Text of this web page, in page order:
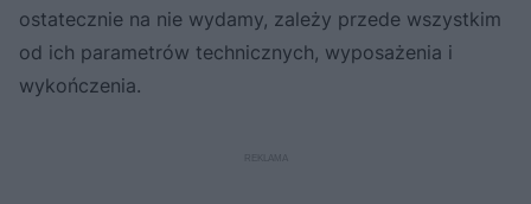
ostatecznie na nie wydamy, zależy przede wszystkim
od ich parametrów technicznych, wyposażenia i
wykończenia.